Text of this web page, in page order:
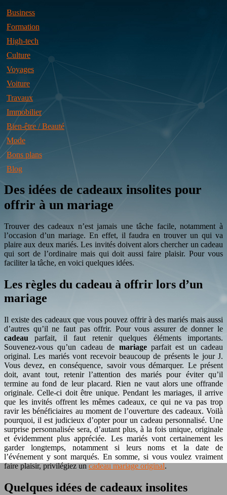
Business
Formation
High-tech
Culture
Voyages
Voiture
Travaux
Immobilier
Bien-être / Beauté
Mode
Bons plans
Blog
Des idées de cadeaux insolites pour
offrir à un mariage
Trouver des cadeaux n’est jamais une tâche facile, notamment à
l’occasion d’un mariage. En effet, il faudra en trouver un qui va
plaire aux deux mariés. Les invités doivent alors chercher un cadeau
qui sort de l’ordinaire mais qui doit aussi faire plaisir. Pour vous
faciliter la tâche, en voici quelques idées.
Les règles du cadeau à offrir lors d’un
mariage
Il existe des cadeaux que vous pouvez offrir à des mariés mais aussi
d’autres qu’il ne faut pas offrir. Pour vous assurer de donner le
cadeau parfait, il faut retenir quelques éléments importants.
Souvenez-vous qu’un cadeau de mariageparfait est un cadeau
original. Les mariés vont recevoir beaucoup de présents le jour J.
Vous devez, en conséquence, savoir vous démarquer. Le présent
doit, avant tout, retenir l’attention des mariés pour éviter qu’il
termine au fond de leur placard. Rien ne vaut alors une offrande
originale. Celle-ci doit être unique. Pendant les mariages, il arrive
que les invités offrent les mêmes cadeaux, ce qui ne va pas trop
ravir les bénéficiaires au moment de l’ouverture des cadeaux. Voilà
pourquoi, il est judicieux d’opter pour un cadeau personnalisé. Une
surprise personnalisée sera, d’autant plus, à la fois unique, originale
et évidemment plus appréciée. Les mariés vont certainement les
garder longtemps, notamment si leurs noms et la date de
l’événement y sont marqués. En somme, si vous voulez vraiment
faire plaisir, privilégiez uncadeau mariage original.
Quelques idées de cadeaux insolites